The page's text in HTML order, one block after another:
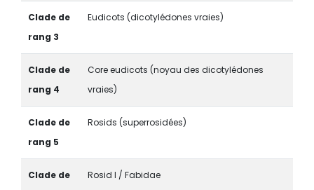
Clade de
rang 3
Eudicots (dicotylédones vraies)
Clade de
rang 4
Core eudicots (noyau des dicotylédones
vraies)
Clade de
rang 5
Rosids (superrosidées)
Clade de
Rosid I / Fabidae